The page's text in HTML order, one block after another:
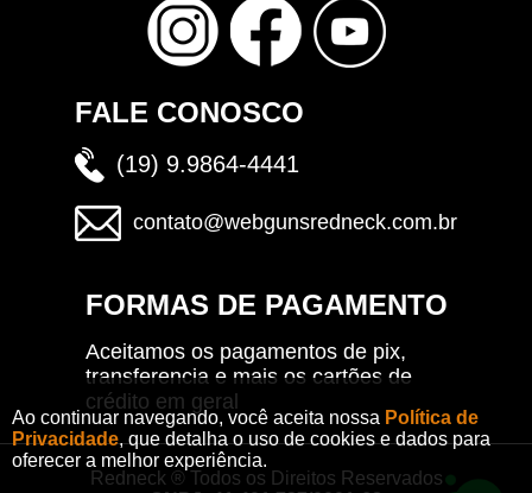
Ao continuar navegando, você aceita nossa Política de
Privacidade, que detalha o uso de cookies e dados para
oferecer a melhor experiência.
FALE CONOSCO
(19) 9.9864-4441
contato@webgunsredneck.com.br
FORMAS DE PAGAMENTO
Aceitamos os pagamentos de pix,
transferencia e mais os cartões de
crédito em geral
Redneck ® Todos os Direitos Reservados